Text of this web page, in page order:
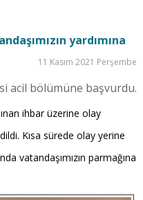
yardımına
11 Kasım 2021 Perşembe
acil bölümüne başvurdu.
ihbar üzerine olay
Kısa sürede olay yerine
vatandaşımızın parmağına